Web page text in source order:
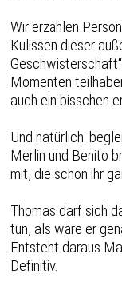
Wir erzählen
Kulissen dieser
Momenten
auch ein bisschen
Und natürlich:
Merlin und Benito
mit, die schon ihr
Thomas darf sich
tun, als wäre er
Entsteht daraus
Definitiv.